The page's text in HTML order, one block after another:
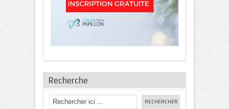
Recherche